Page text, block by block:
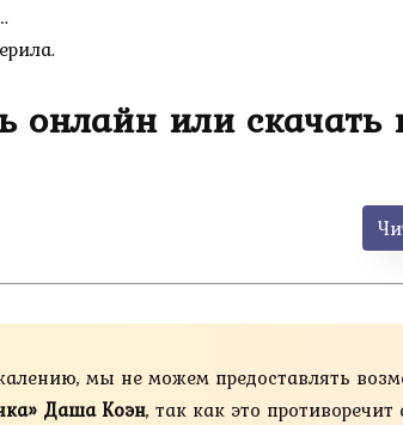
онлайн или скачать
мы не можем предоставлять
Даша Коэн, так как это